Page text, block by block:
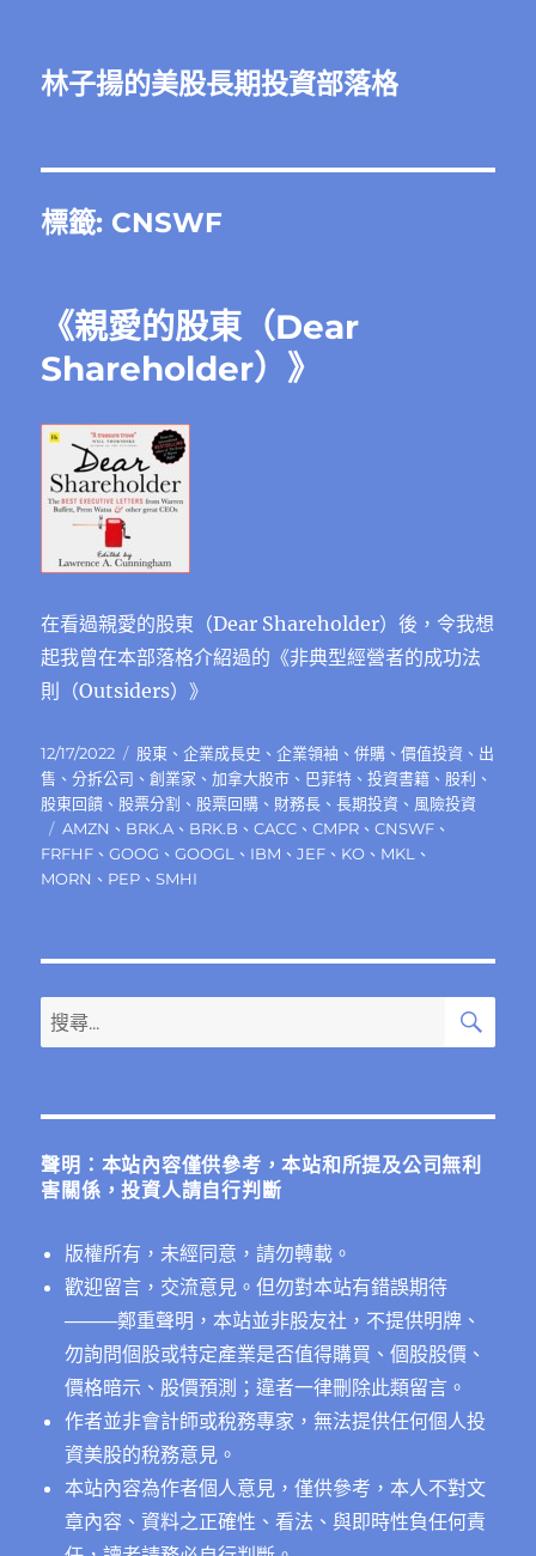
林子揚的美股長期投資部落格
標籤: CNSWF
《親愛的股東（Dear
Shareholder）》
在看過親愛的股東（Dear Shareholder）後，令我想
起我曾在本部落格介紹過的《非典型經營者的成功法
則（Outsiders）》
發
佈
日
期:
12/17/2022
分
類
股東 、企業成長史 、企業領袖 、併購 、價值投資 、 出
售 、分拆公司 、創業家 、加拿大股市 、 巴菲特 、投資書籍 、 股利 、
股東回饋 、 股票分割 、 股票回購 、 財務長 、長期投資 、 風險投資
標
籤
AMZN 、 BRK.A 、 BRK.B 、CACC 、CMPR 、CNSWF 、
FRFHF 、GOOG 、GOOGL 、 IBM 、JEF 、 KO 、 MKL
、
MORN 、 PEP 、SMHI
搜
尋
鍵
搜
聲明：本站內容僅供參考，本站和所提及公司無利
害關係，投資人請自行判斷
版權所有，未經同意，請勿轉載。
歡迎留言，交流意見。但勿對本站有錯誤期待
────鄭重聲明，本站並非股友社，不提供明牌、
勿詢問個股或特定產業是否值得購買、個股股價、
價格暗示、股價預測；違者一律刪除此類留言。
作者並非會計師或稅務專家，無法提供任何個人投
資美股的稅務意見。
本站內容為作者個人意見，僅供參考，本人不對文
章內容、資料之正確性、看法、與即時性負任何責